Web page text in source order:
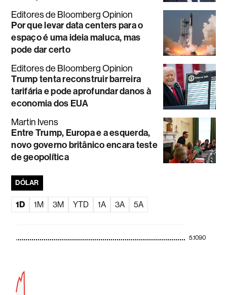
Editores de Bloomberg Opinion
Por que levar data centers para o
espaço é uma ideia maluca, mas
pode dar certo
Editores de Bloomberg Opinion
Trump tenta reconstruir barreira
tarifária e pode aprofundar danos à
economia dos EUA
Martin Ivens
Entre Trump, Europa e a esquerda,
novo governo britânico encara teste
de geopolítica
DÓLAR
1D 1M 3M YTD 1A 3A 5A
5.1090